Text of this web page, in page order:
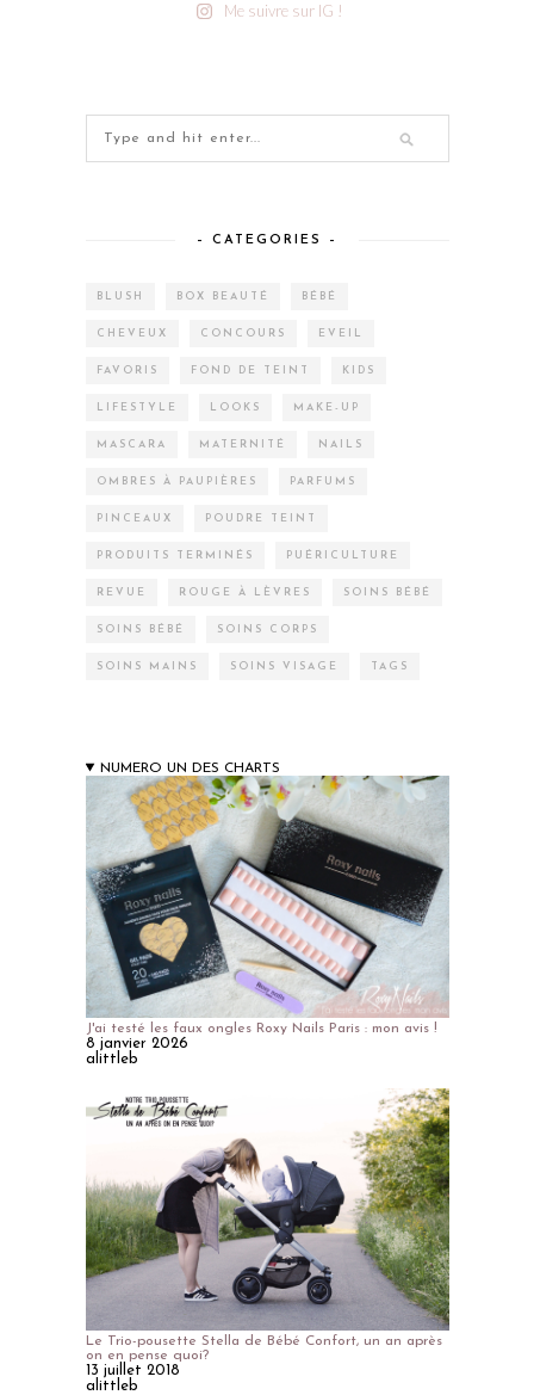
Me suivre sur IG !
– CATEGORIES –
BLUSH BOX BEAUTÉ BÉBÉ
CHEVEUX CONCOURS EVEIL
FAVORIS FOND DE TEINT KIDS
LIFESTYLE LOOKS MAKE-UP
MASCARA MATERNITÉ NAILS
OMBRES À PAUPIÈRES PARFUMS
PINCEAUX POUDRE TEINT
PRODUITS TERMINÉS PUÉRICULTURE
REVUE ROUGE À LÈVRES SOINS BÉBÉ
SOINS BÉBÉ SOINS CORPS
SOINS MAINS SOINS VISAGE TAGS
NUMERO UN DES CHARTS
J'ai testé les faux ongles Roxy Nails Paris : mon avis !
8 janvier 2026
alittleb
Le Trio-pousette Stella de Bébé Confort, un an après
on en pense quoi?
13 juillet 2018
alittleb